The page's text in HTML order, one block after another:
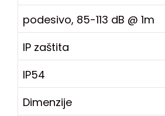
podesivo, 85-113 dB @ 1m
IP zaštita
IP54
Dimenzije